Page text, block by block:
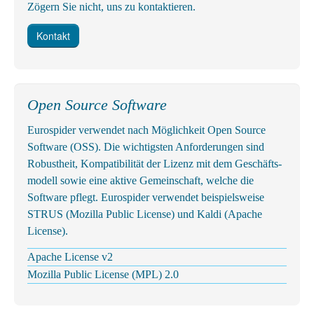
Zö­gern Sie nicht, uns zu kon­tak­tie­ren.
Kontakt
Open Source Software
Eurospider ver­wendet nach Möglich­keit Open Source
Software (OSS). Die wich­tigsten An­forderungen sind
Robust­heit, Kompa­tibili­tät der Lizenz mit dem Geschäfts­
modell sowie eine aktive Gemein­schaft, welche die
Software pflegt. Eurospider ver­wendet bei­spiels­weise
STRUS (Mozilla Public License) und Kaldi (Apache
License).
Apache License v2
Mozilla Public License (MPL) 2.0